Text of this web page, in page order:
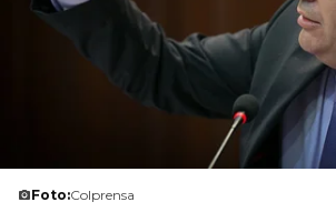
Foto:Colprensa